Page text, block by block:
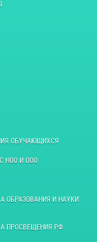
ОБУЧАЮЩИХСЯ
НОО И ООО
ОБРАЗОВАНИЯ И НАУКИ
ПРОСВЕЩЕНИЯ РФ